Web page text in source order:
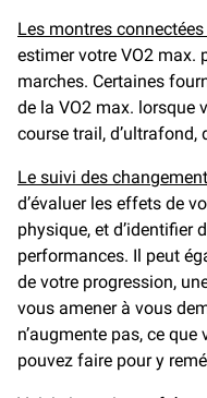
Les montres
estimer votre VO2 max.
marches. Certaines
de la VO2 max. lorsque
course trail,
Le suivi des
d’évaluer les effets de
physique, et d’identifier
performances. Il peut
de votre progression,
vous amener à vous
n’augmente pas, ce
pouvez faire pour y